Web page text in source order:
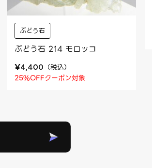
ぶどう石
ぶどう石 214 モロッコ
¥4,400 （税込）
25%OFFクーポン対象